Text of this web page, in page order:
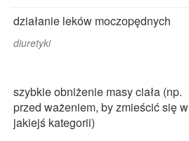
działanie leków moczopędnych
diuretyki
szybkie obniżenie masy ciała (np.
przed ważeniem, by zmieścić się w
jakiejś kategorii)